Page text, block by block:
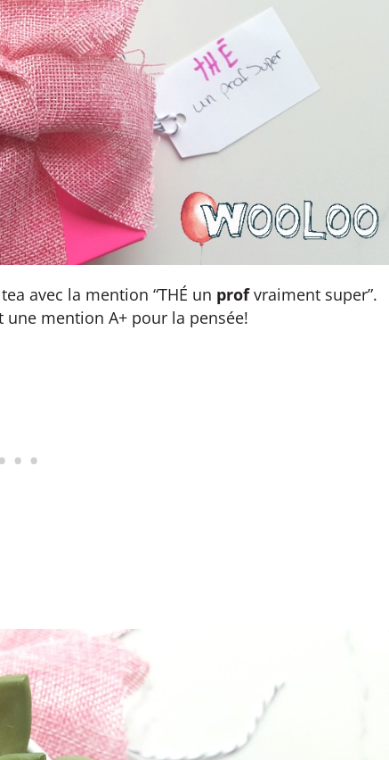
avec la mention “THÉ un profvraiment super”.
mention A+ pour la pensée!